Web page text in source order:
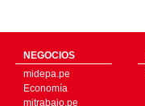
NEGOCIOS
midepa.pe
Economía
mitrabajo.pe